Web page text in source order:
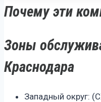
Почему эти
Зоны
Краснодара
Западный округ: